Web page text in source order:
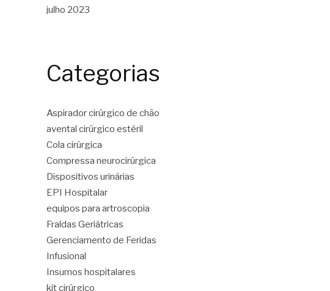
julho 2023
Categorias
Aspirador cirúrgico de chão
avental cirúrgico estéril
Cola cirúrgica
Compressa neurocirúrgica
Dispositivos urinárias
EPI Hospitalar
equipos para artroscopia
Fraldas Geriátricas
Gerenciamento de Feridas
Infusional
Insumos hospitalares
kit cirúrgico